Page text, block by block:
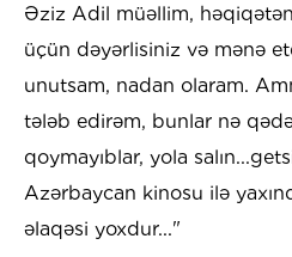
Əziz Adil müəllim,
üçün dəyərlisiniz və mənə
unutsam, nadan olaram.
tələb edirəm, bunlar nə
qoymayıblar, yola
Azərbaycan kinosu ilə
əlaqəsi yoxdur..."